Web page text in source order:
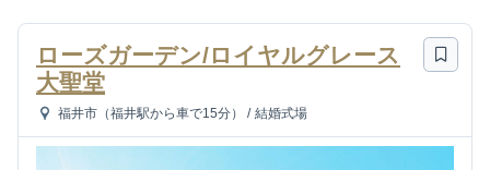
ローズガーデン/ロイヤルグレース
大聖堂
福井市（福井駅から車で15分） / 結婚式場